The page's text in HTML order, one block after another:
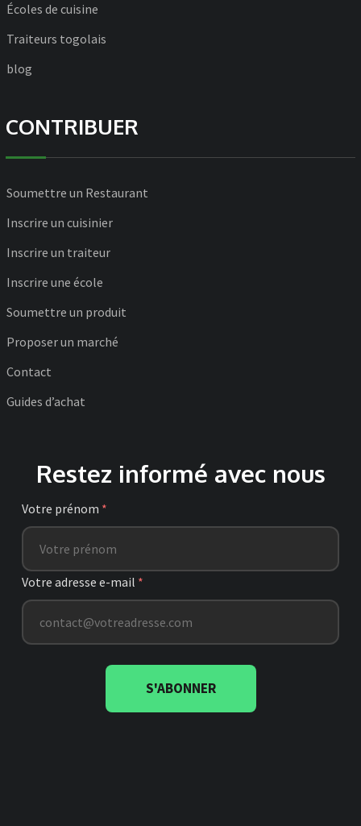
Écoles de cuisine
Traiteurs togolais
blog
CONTRIBUER
Soumettre un Restaurant
Inscrire un cuisinier
Inscrire un traiteur
Inscrire une école
Soumettre un produit
Proposer un marché
Contact
Guides d’achat
Restez informé avec nous
Votre prénom *
Votre adresse e-mail *
S'ABONNER